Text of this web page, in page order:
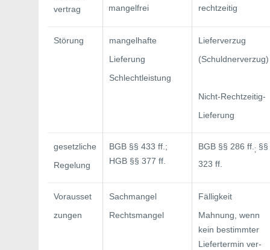
vertrag
mangelfrei rechtzeitig
Störung
mangelhafte
Lieferung
Schlechtleistung
Lieferverzug
(Schuldnerverzug­)
Nicht-Rechtzeitig-
Lieferung
gesetzliche
Regelung
BGB §§ 433 ff.;
HGB §§ 377 ff.
BGB §§ 286 ff. ; §§
323 ff.
Vorausset­
zungen
Sachmangel
Rechtsmangel
Fälligkeit
Mahnung, wenn
kein bestimmter
Liefertermin ver­